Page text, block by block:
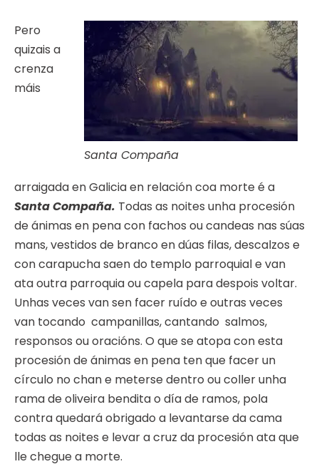
Santa Compaña
Pero
quizais a
crenza
máis
arraigada en Galicia en relación coa morte é a
Santa Compaña. Todas as noites unha procesión
de ánimas en pena con fachos ou candeas nas súas
mans, vestidos de branco en dúas filas, descalzos e
con carapucha saen do templo parroquial e van
ata outra parroquia ou capela para despois voltar.
Unhas veces van sen facer ruído e outras veces
van tocando campanillas, cantando salmos,
responsos ou oracións. O que se atopa con esta
procesión de ánimas en pena ten que facer un
círculo no chan e meterse dentro ou coller unha
rama de oliveira bendita o día de ramos, pola
contra quedará obrigado a levantarse da cama
todas as noites e levar a cruz da procesión ata que
lle chegue a morte.